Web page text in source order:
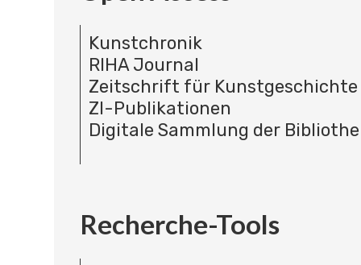
Kunstchronik
RIHA Journal
Zeitschrift für Kunstgeschichte
ZI-Publikationen
Digitale Sammlung der
Recherche-Tools